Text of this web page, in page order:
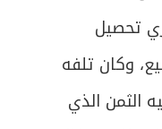
تحصيل
وكان تلفه
الثمن الذي